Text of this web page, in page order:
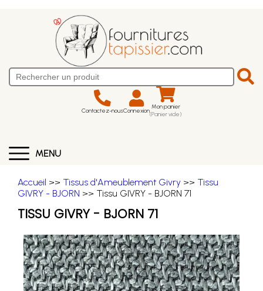
Contactez-nousConnexion Mon panier
(Panier vide)
MENU
Accueil >> Tissus d'Ameublement Givry >> Tissu
GIVRY - BJORN >> Tissu GIVRY - BJORN 71
TISSU GIVRY - BJORN 71